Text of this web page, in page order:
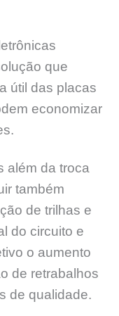
que
útil das placas
economizar
além da troca
também
de trilhas e
do circuito e
o aumento
de retrabalhos
de qualidade.